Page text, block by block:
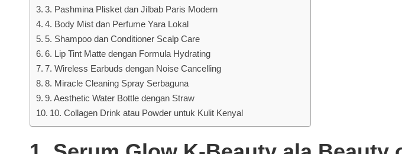
3. Pashmina Plisket dan Jilbab Paris Modern
4. Body Mist dan Perfume Yara Lokal
5. Shampoo dan Conditioner Scalp Care
6. Lip Tint Matte dengan Formula Hydrating
7. Wireless Earbuds dengan Noise Cancelling
8. Miracle Cleaning Spray Serbaguna
9. Aesthetic Water Bottle dengan Straw
10. Collagen Drink atau Powder untuk Kulit Kenyal